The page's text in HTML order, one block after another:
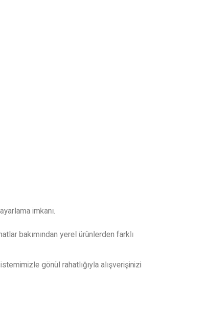
imkanı.
bakımından yerel ürünlerden farklı
gönül rahatlığıyla alışverişinizi